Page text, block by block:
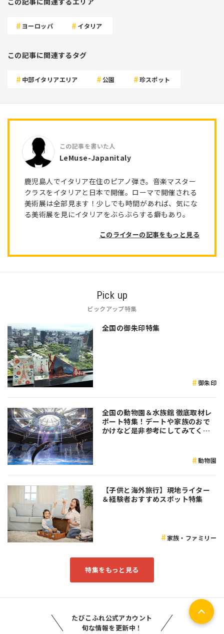
ヨーロッパ イタリア
この記事に関連するタグ
中部イタリアエリア 公園 珍スポット
LeMuse-Japanitaly
鹿児島人でイタリア在住のピアノ弾き。音楽マスター
クラスをイタリアと日本で開催。ローマで開催される
美術展は全部見ます！少しでも時間があれば、気にな
る美術展を見にイタリアをぶらぶらする癖もあり。
このライターの記事をもっと見る
Pick up
ピックアップ特集
全国の御朱印特集
御朱印
全国の動物園＆水族館 徹底取材レ
ポート特集！デートや家族のおで
かけなど是非参考にしてみてくだ
動物園
【子供と海外旅行】現地ライター
＆経験者おすすめスポット特集
家族・ファミリー
特集をもっと見る
たびこふれ公式アカウント
旬な情報を更新中！